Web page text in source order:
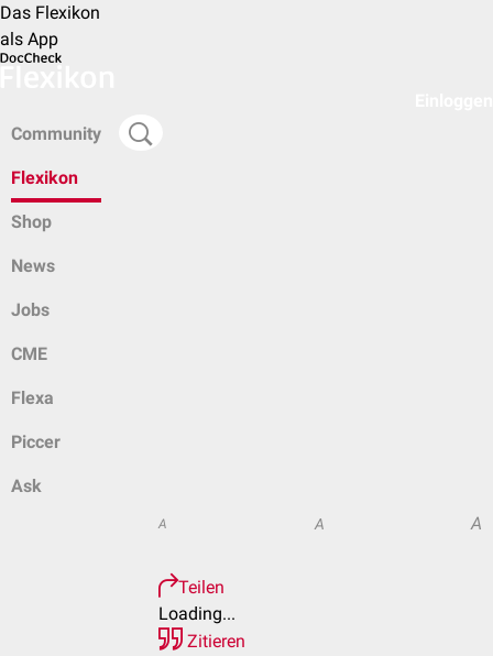
Das Flexikon
als App
Community
Flexikon
Shop
News
Jobs
CME
Flexa
Piccer
Ask
A A A
Teilen
Loading...
Zitieren